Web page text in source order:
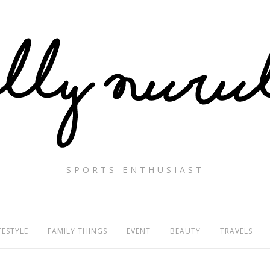
SPORTS ENTHUSIAST
FAMILY THINGS EVENT BEAUTY TRAVELS